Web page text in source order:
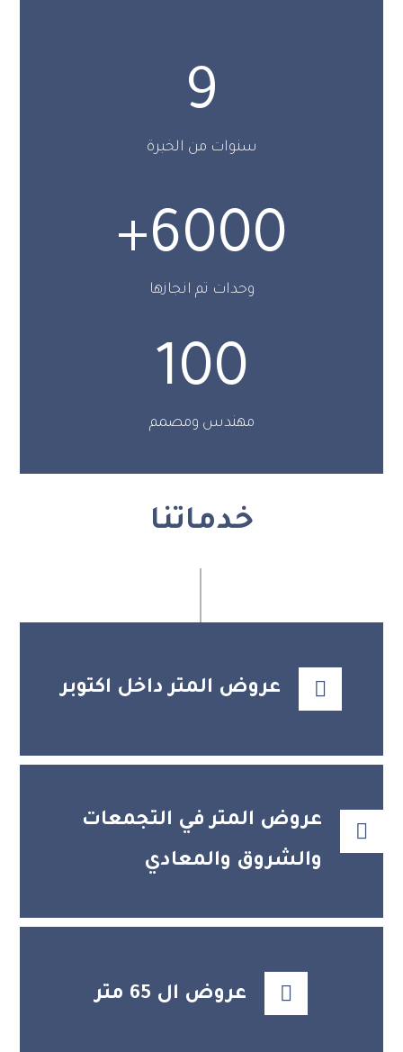
9
سنوات من الخبرة
6000
+
وحدات تم انجازها
100
مهندس ومصمم
خدماتنا
عروض المتر داخل اكتوبر
عروض المتر في التجمعات
والشروق والمعادي
عروض ال 65 متر